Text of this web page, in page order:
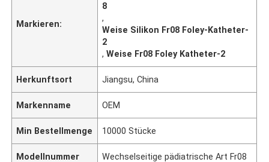
Markieren:
8
,
Weise Silikon Fr08 Foley-Katheter-
2
,Weise Fr08 Foley Katheter-2
Herkunftsort Jiangsu, China
Markenname OEM
Min Bestellmenge 10000 Stücke
Modellnummer Wechselseitige pädiatrische Art Fr08